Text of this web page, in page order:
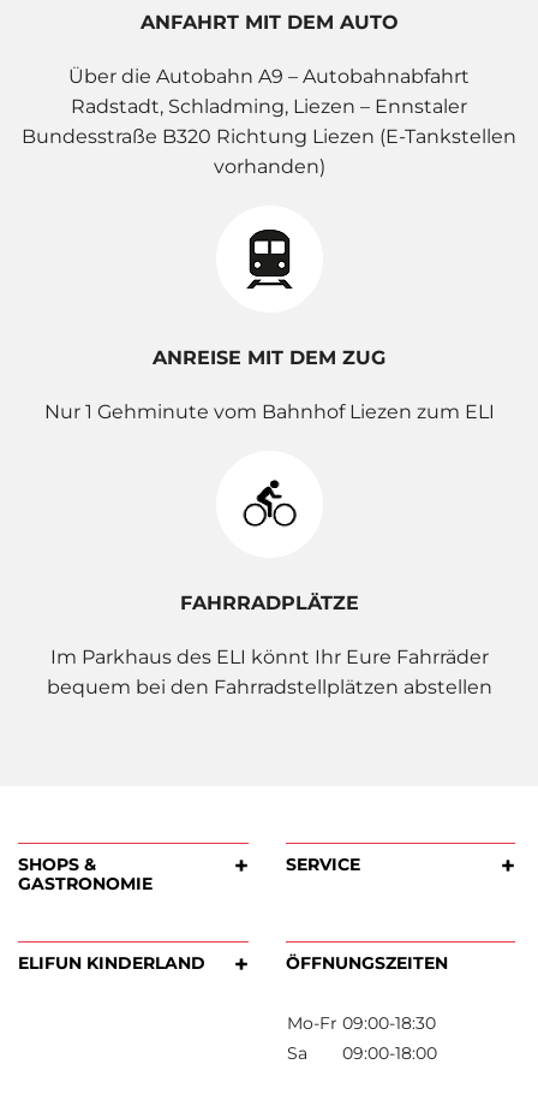
ANFAHRT MIT DEM AUTO
Über die Autobahn A9 – Autobahnabfahrt
Radstadt, Schladming, Liezen – Ennstaler
Bundesstraße B320 Richtung Liezen (E-Tankstellen
vorhanden)
ANREISE MIT DEM ZUG
Nur 1 Gehminute vom Bahnhof Liezen zum ELI
FAHRRADPLÄTZE
Im Parkhaus des ELI könnt Ihr Eure Fahrräder
bequem bei den Fahrradstellplätzen abstellen